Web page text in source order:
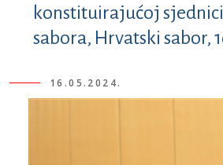
konstituirajućoj
sabora, Hrvatski sabor,
16.05.2024.